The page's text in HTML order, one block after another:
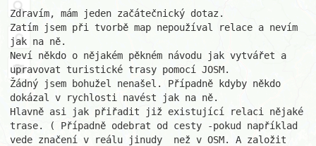
Zdravím, mám jeden začátečnický dotaz.
Zatím jsem při tvorbě map nepoužíval relace a nevím
jak na ně.
Neví někdo o nějakém pěkném návodu jak vytvářet a
upravovat turistické trasy pomocí JOSM.
Žádný jsem bohužel nenašel. Případně kdyby někdo
dokázal v rychlosti navést jak na ně.
Hlavně asi jak přiřadit již existující relaci nějaké
trase. ( Případně odebrat od cesty -pokud například
vede značení v reálu jinudy  než v OSM. A založit